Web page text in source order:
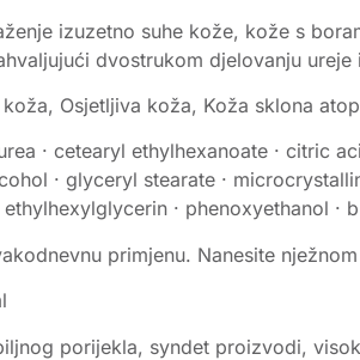
izuzetno suhe kože, kože s
dvostrukom djelovanju
Osjetljiva koža, Koža sklona
· cetearyl ethylhexanoate · citric
· glyceryl stearate ·
· phenoxyethanol ·
primjenu. Nanesite
porijekla, syndet proizvodi,